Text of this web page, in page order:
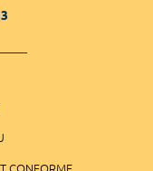
CONFORME